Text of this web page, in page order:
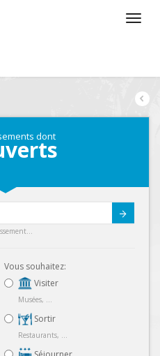
dont
Vous souhaitez:
Visiter
Musées, ...
Sortir
Restaurants, ...